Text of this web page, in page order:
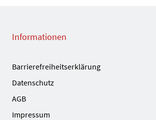
Informationen
Barrierefreiheitserklärung
Datenschutz
AGB
Impressum